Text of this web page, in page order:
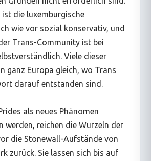
die luxemburgische
wie vor sozial konservativ, und
Trans-Community ist bei
Viele dieser
ganz Europa gleich, wo Trans
darauf entstanden sind.
als neues Phänomen
werden, reichen die Wurzeln der
die Stonewall-Aufstände von
zurück. Sie lassen sich bis auf